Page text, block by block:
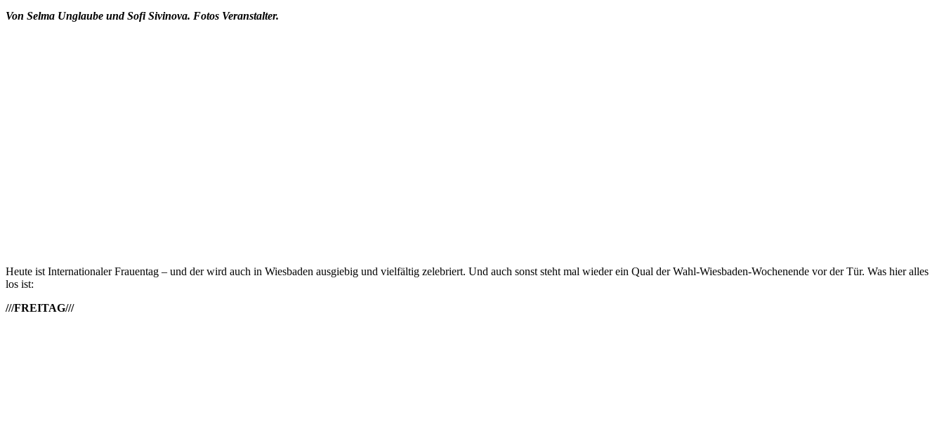
Von Selma Unglaube und Sofi Sivinova. Fotos Veranstalter.
Heute ist Internationaler Frauentag – und der wird auch in Wiesbaden ausgiebig und vielfältig zelebriert. Und auch sonst steht mal wieder ein Qual der Wahl-Wiesbaden-Wochenende vor der Tür. Was hier alles
los ist:
///FREITAG///